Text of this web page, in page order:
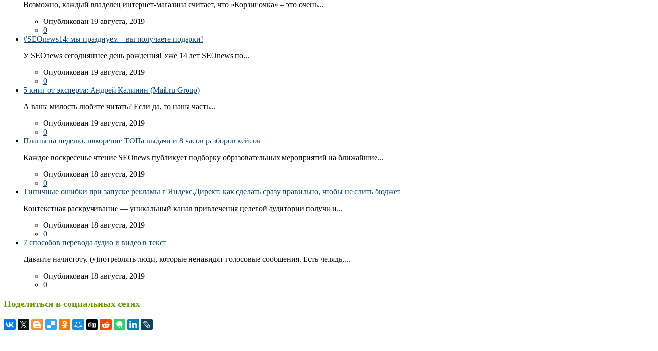
Возможно, каждый владелец интернет-магазина считает, что «Корзиночка» – это очень...
Опубликован 19 августа, 2019
0
#SEOnews14: мы празднуем – вы получаете подарки!
У SEOnews сегодняшнее день рождения! Уже 14 лет SEOnews по...
Опубликован 19 августа, 2019
0
5 книг от эксперта: Андрей Калинин (Mail.ru Group)
А ваша милость любите читать? Если да, то наша часть...
Опубликован 19 августа, 2019
0
Планы на неделю: покорение ТОПа выдачи и 8 часов разборов кейсов
Каждое воскресенье чтение SEOnews публикует подборку образовательных мероприятий на ближайшие...
Опубликован 18 августа, 2019
0
Типичные ошибки при запуске рекламы в Яндекс.Директ: как сделать сразу правильно, чтобы не слить бюджет
Контекстная раскручивание — уникальный канал привлечения целевой аудитории получи и...
Опубликован 18 августа, 2019
0
7 способов перевода аудио и видео в текст
Давайте начистоту. (у)потреблять люди, которые ненавидят голосовые сообщения. Есть челядь,...
Опубликован 18 августа, 2019
0
Поделиться в социальных сетях